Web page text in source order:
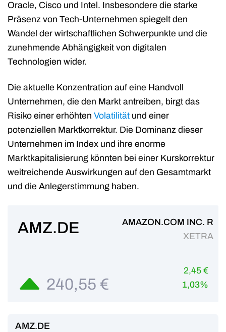
Oracle, Cisco und Intel. Insbesondere die starke
Präsenz von Tech-Unternehmen spiegelt den
Wandel der wirtschaftlichen Schwerpunkte und die
zunehmende Abhängigkeit von digitalen
Technologien wider.
Die aktuelle Konzentration auf eine Handvoll
Unternehmen, die den Markt antreiben, birgt das
Risiko einer erhöhten Volatilität und einer
potenziellen Marktkorrektur. Die Dominanz dieser
Unternehmen im Index und ihre enorme
Marktkapitalisierung könnten bei einer Kurskorrektur
weitreichende Auswirkungen auf den Gesamtmarkt
und die Anlegerstimmung haben.
AMZ.DE
AMAZON.COM INC. R
XETRA
240,55 €
2,45 €
1,03%